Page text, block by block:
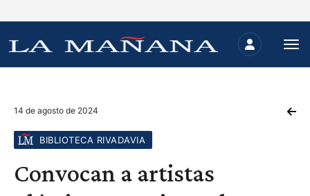
14 de agosto de 2024
BIBLIOTECA RIVADAVIA
Convocan a artistas